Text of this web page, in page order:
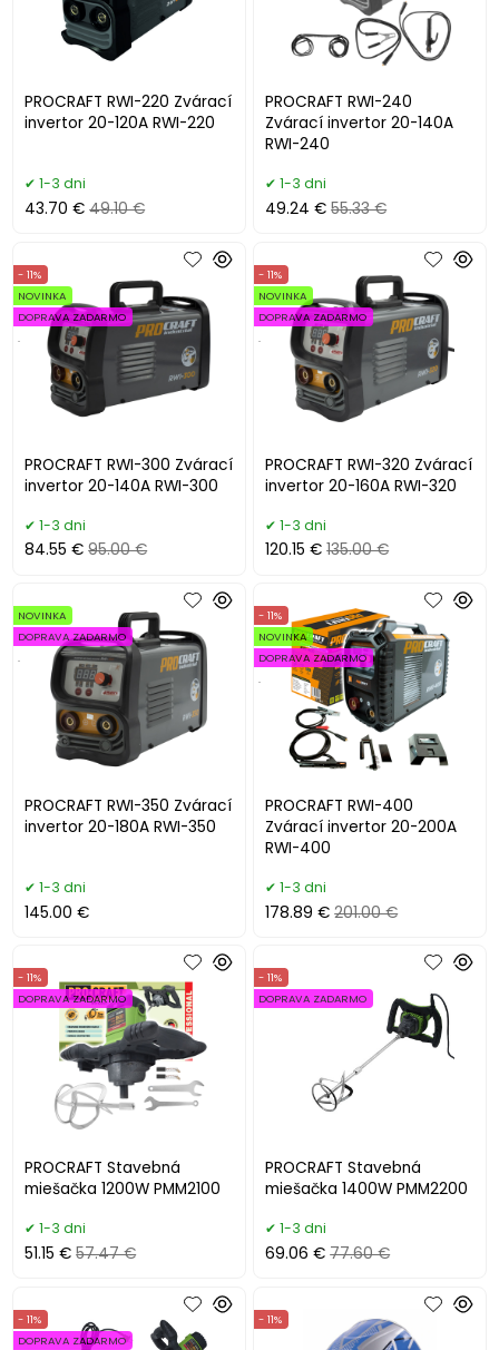
PROCRAFT RWI-220 Zvárací
invertor 20-120A RWI-220
1-3 dni
43.70 € 49.10 €
PROCRAFT RWI-240
Zvárací invertor 20-140A
RWI-240
1-3 dni
49.24 € 55.33 €
PROCRAFT RWI-300 Zvárací
invertor 20-140A RWI-300
- 11%
NOVINKA
DOPRAVA ZADARMO
1-3 dni
84.55 € 95.00 €
PROCRAFT RWI-320 Zvárací
invertor 20-160A RWI-320
- 11%
NOVINKA
DOPRAVA ZADARMO
1-3 dni
120.15 € 135.00 €
PROCRAFT RWI-350 Zvárací
invertor 20-180A RWI-350
NOVINKA
DOPRAVA ZADARMO
.
1-3 dni
145.00 €
PROCRAFT RWI-400
Zvárací invertor 20-200A
RWI-400
- 11%
NOVINKA
DOPRAVA ZADARMO
.
1-3 dni
178.89 € 201.00 €
PROCRAFT Stavebná
miešačka 1200W PMM2100
- 11%
DOPRAVA ZADARMO
1-3 dni
51.15 € 57.47 €
PROCRAFT Stavebná
miešačka 1400W PMM2200
- 11%
DOPRAVA ZADARMO
1-3 dni
69.06 € 77.60 €
- 11%
DOPRAVA ZADARMO
- 11%